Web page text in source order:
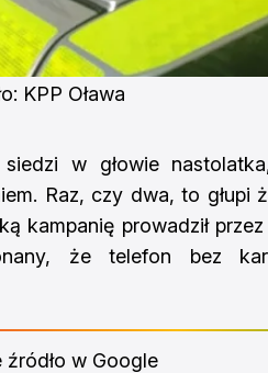
KPP Oława
w głowie
Raz, czy dwa, to głupi
kampanię prowadził
że telefon bez
w Google